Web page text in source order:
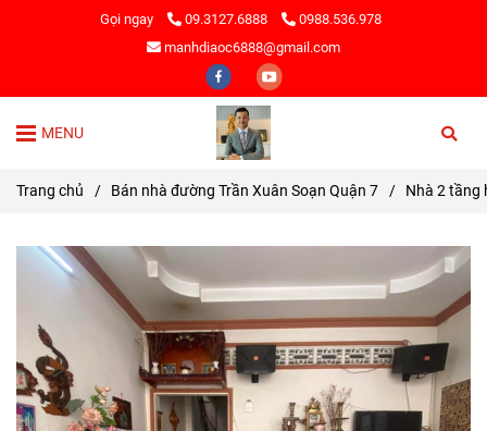
Gọi ngay 09.3127.6888
0988.536.978
manhdiaoc6888@gmail.com
MENU
Trang chủ / Bán nhà đường Trần Xuân Soạn Quận 7 / Nhà 2 tầng